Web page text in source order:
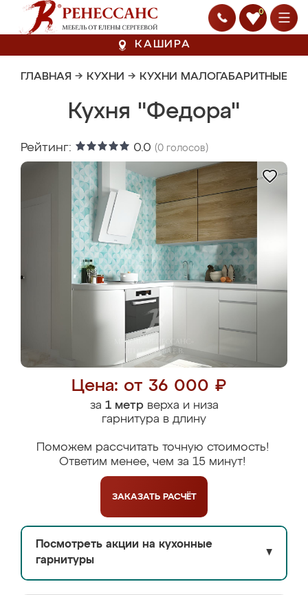
0
КАШИРА
ГЛАВНАЯ → КУХНИ → КУХНИ МАЛОГАБАРИТНЫЕ
Кухня "Федора"
Рейтинг: 0.0 (0 голосов)
Цена: от 36 000 ₽
за 1 метрверха и низа
гарнитура в длину
Поможем рассчитать точную стоимость!
Ответим менее, чем за 15 минут!
ЗАКАЗАТЬ РАСЧЁТ
Посмотреть акции на кухонные
гарнитуры
▼